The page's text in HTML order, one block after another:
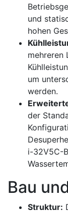
und
hohen
mehreren
um
werden.
der
i-32V5C-
Bau
Struktur: